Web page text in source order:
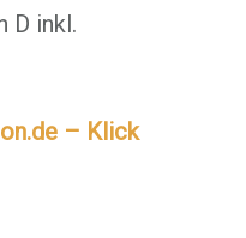
D inkl.
– Klick